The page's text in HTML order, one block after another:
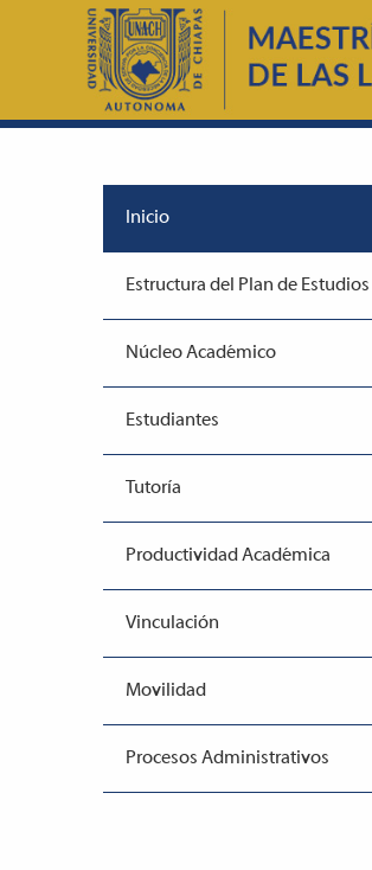
Inicio
Estructura del Plan de Estudios
Núcleo Académico
Estudiantes
Tutoría
Productividad Académica
Vinculación
Movilidad
Procesos Administrativos